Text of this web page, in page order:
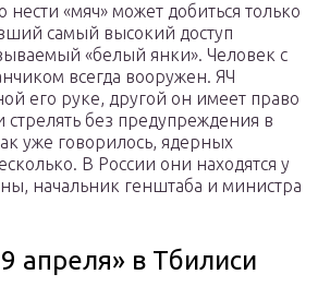
«мяч» может добиться только
самый высокий доступ
«белый янки». Человек с
всегда вооружен. ЯЧ
его руке, другой он имеет право
стрелять без предупреждения в
уже говорилось, ядерных
В России они находятся у
начальник генштаба и министра
апреля» в Тбилиси